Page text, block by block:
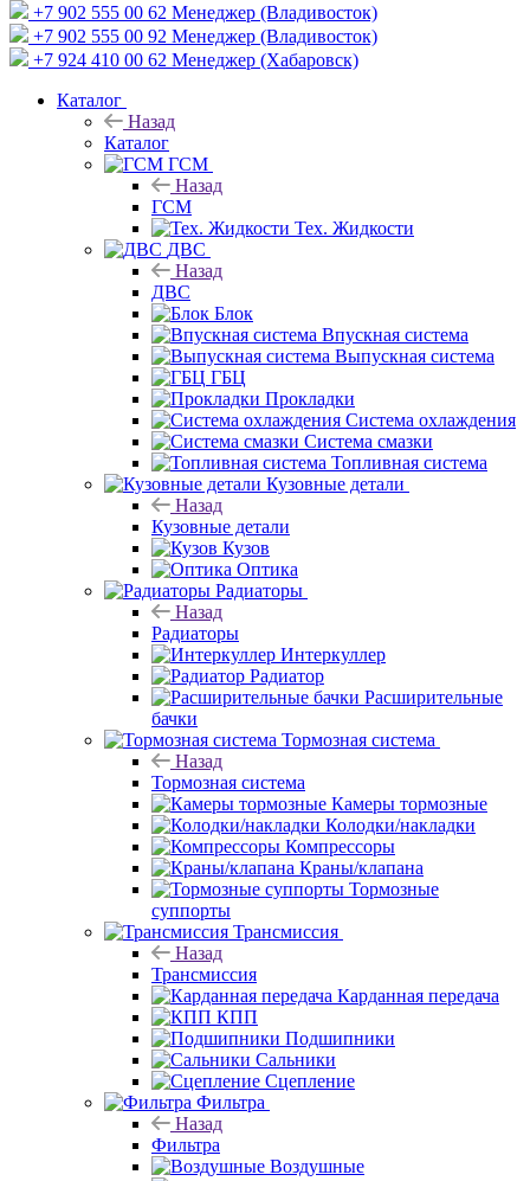
+7 902 555 00 62 Менеджер (Владивосток)
+7 902 555 00 92 Менеджер (Владивосток)
+7 924 410 00 62 Менеджер (Хабаровск)
Каталог
Назад
Каталог
ГСМ
Назад
ГСМ
Тех. Жидкости
ДВС
Назад
ДВС
Блок
Впускная система
Выпускная система
ГБЦ
Прокладки
Система охлаждения
Система смазки
Топливная система
Кузовные детали
Назад
Кузовные детали
Кузов
Оптика
Радиаторы
Назад
Радиаторы
Интеркуллер
Радиатор
Расширительные
бачки
Тормозная система
Назад
Тормозная система
Камеры тормозные
Колодки/накладки
Компрессоры
Краны/клапана
Тормозные
суппорты
Трансмиссия
Назад
Трансмиссия
Карданная передача
КПП
Подшипники
Сальники
Сцепление
Фильтра
Назад
Фильтра
Воздушные